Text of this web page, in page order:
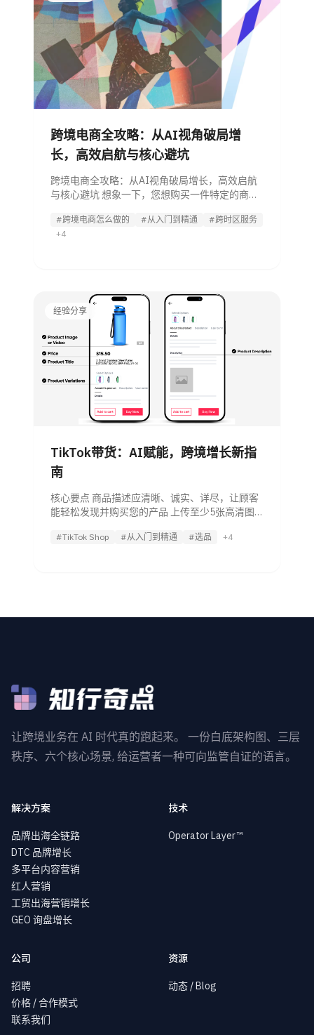
跨境电商全攻略：从AI视角破局增
长，高效启航与核心避坑
跨境电商全攻略：从AI视角破局增长，高效启航
与核心避坑 想象一下，您想购买一件特定的商
放弃？ 不！幸运的是，经过一次快速的网络搜
索，您发现另一国家的一家网店有货。只需点击
#跨境电商怎么做的 #从入门到精通
#跨时区服务
+4
经验分享
TikTok带货：AI赋能，跨境增长新指
南
核心要点 商品描述应清晰、诚实、详尽，让顾客
能轻松发现并购买您的产品 上传至少5张高清图
选择最相关的商品分类，让顾客更容易找到您的
#TikTok Shop #从入门到精通 #选品 +4
让跨境业务在 AI 时代真的跑起来。 一份白底架构图、三层
秩序、六个核心场景, 给运营者一种可向监管自证的语言。
解决方案
品牌出海全链路
DTC 品牌增长
多平台内容营销
红人营销
工贸出海营销增长
GEO 询盘增长
技术
Operator Layer™
公司
招聘
价格 / 合作模式
联系我们
资源
动态 / Blog